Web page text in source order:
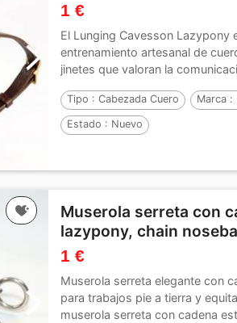
1 €
El Lunging Cavesson Lazypony
entrenamiento artesanal de
jinetes que valoran la
Tipo :Cabezada Cuero Marca :
Estado : Nuevo
Muserola serreta con
lazypony, chain
1 €
Muserola serreta elegante con
para trabajos pie a tierra y
muserola serreta con cadena